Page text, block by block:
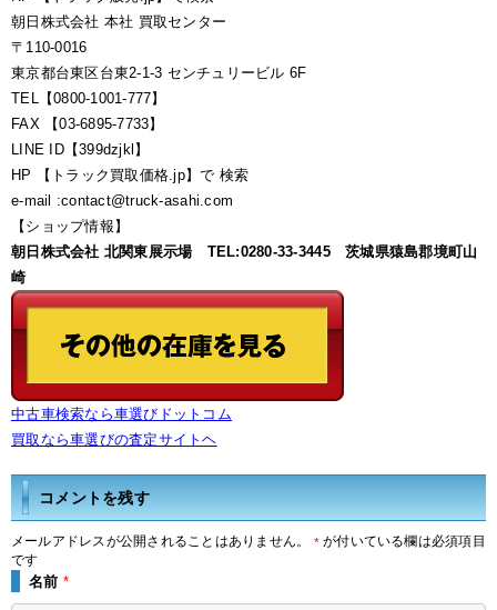
朝日株式会社 本社 買取センター
〒110-0016
東京都台東区台東2-1-3 センチュリービル 6F
TEL【0800-1001-777】
FAX 【03-6895-7733】
LINE ID【399dzjkl】
HP 【トラック買取価格.jp】で 検索
e-mail :contact@truck-asahi.com
【ショップ情報】
朝日株式会社 北関東展示場 TEL:0280-33-3445 茨城県猿島郡境町山
崎
中古車検索なら車選びドットコム
買取なら車選びの査定サイトヘ
コメントを残す
メールアドレスが公開されることはありません。 *が付いている欄は必須項目
です
名前 *